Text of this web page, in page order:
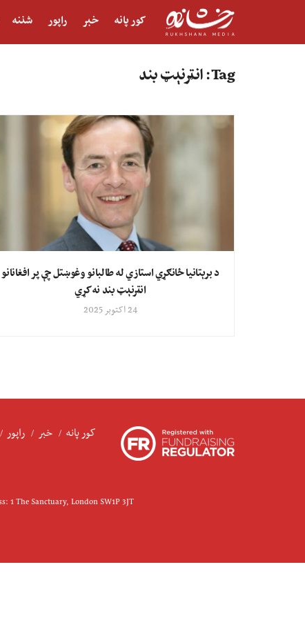
کور پانه خبر راپور شننه
Tag: انټرنېټ بند
د برېتانیا ځانګړي استازي له طالبانو وغوښتل چې پر افغانانو
انټرنېټ بند نه کړي
24 اکتوبر 2025
کور پانه خبر راپور
1 The Sanctuary, London SW1P 3JT